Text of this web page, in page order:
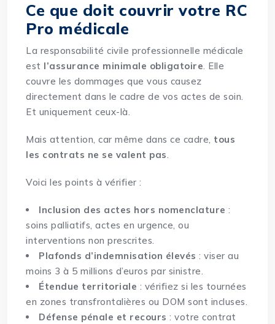
Ce que doit couvrir votre RC
Pro médicale
La responsabilité civile professionnelle médicale
est l’assurance minimale obligatoire. Elle
couvre les dommages que vous causez
directement dans le cadre de vos actes de soin.
Et uniquement ceux-là.
Mais attention, car même dans ce cadre, tous
les contrats ne se valent pas.
Voici les points à vérifier :
Inclusion des actes hors nomenclature :
soins palliatifs, actes en urgence, ou
interventions non prescrites.
Plafonds d’indemnisation élevés : viser au
moins 3 à 5 millions d’euros par sinistre.
Étendue territoriale : vérifiez si les tournées
en zones transfrontalières ou DOM sont incluses.
Défense pénale et recours : votre contrat